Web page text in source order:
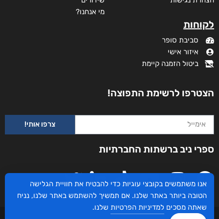
₪40
–
₪ 53
₪40
₪53
לקוחות
סביבת סופר
איזור אישי
ביטול הזמנה קיימת
מי אנחנו?
הצטרפו לרשימת התפוצה!
צרפו אותי!
ספרי ניב ברשתות החברתיות
אנו משתמשים בקובצי עוגיות כדי להבטיח את חוויית הגלישה
הטובה ביותר באתר שלנו. אם תמשיך להשתמש באתר שלנו, נניח
שאתה מסכים למדיניות הפרטיות שלנו.